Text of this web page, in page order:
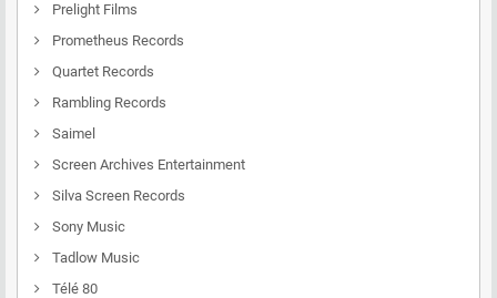
Prelight Films
Prometheus Records
Quartet Records
Rambling Records
Saimel
Screen Archives Entertainment
Silva Screen Records
Sony Music
Tadlow Music
Télé 80